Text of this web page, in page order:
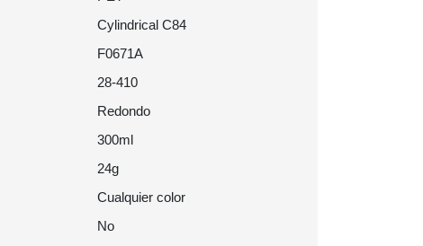
Cylindrical C84
F0671A
28-410
Redondo
300ml
24g
Cualquier color
No